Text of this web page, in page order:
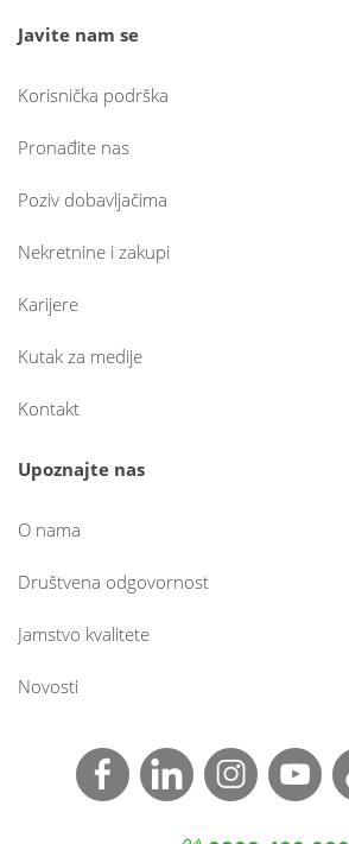
Javite nam se
Korisnička podrška
Pronađite nas
Poziv dobavljačima
Nekretnine i zakupi
Karijere
Kutak za medije
Kontakt
Upoznajte nas
O nama
Društvena odgovornost
Jamstvo kvalitete
Novosti